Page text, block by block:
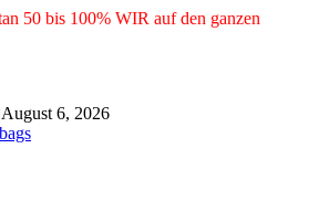
50 bis 100% WIR auf den ganzen
August 6, 2026